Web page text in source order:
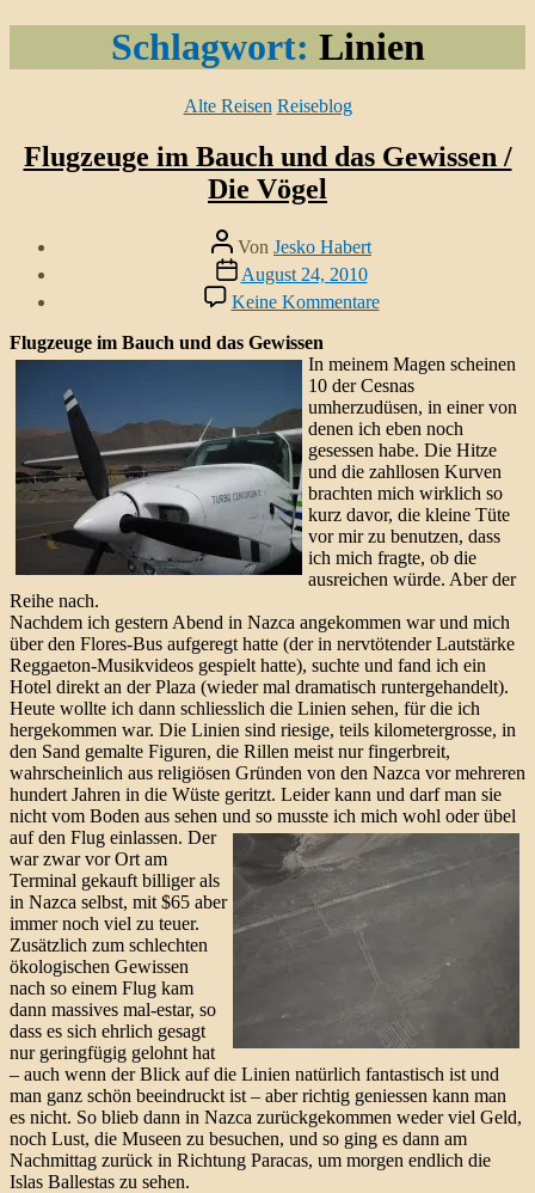
Schlagwort: Linien
Kategorien
Alte Reisen Reiseblog
Flugzeuge im Bauch und das Gewissen /
Die Vögel
Beitragsautor
Von Jesko Habert
Veröffentlichungsdatum
August 24, 2010
Keine Kommentarezu
Flugzeuge
Bauch
und
das
Gewissen
/
Die
Vögel
Flugzeuge im Bauch und das Gewissen
In meinem Magen scheinen
10 der Cesnas
umherzudüsen, in einer von
denen ich eben noch
gesessen habe. Die Hitze
und die zahllosen Kurven
brachten mich wirklich so
kurz davor, die kleine Tüte
vor mir zu benutzen, dass
ich mich fragte, ob die
ausreichen würde. Aber der
Reihe nach.
Nachdem ich gestern Abend in Nazca angekommen war und mich
über den Flores-Bus aufgeregt hatte (der in nervtötender Lautstärke
Reggaeton-Musikvideos gespielt hatte), suchte und fand ich ein
Hotel direkt an der Plaza (wieder mal dramatisch runtergehandelt).
Heute wollte ich dann schliesslich die Linien sehen, für die ich
hergekommen war. Die Linien sind riesige, teils kilometergrosse, in
den Sand gemalte Figuren, die Rillen meist nur fingerbreit,
wahrscheinlich aus religiösen Gründen von den Nazca vor mehreren
hundert Jahren in die Wüste geritzt. Leider kann und darf man sie
nicht vom Boden aus sehen und so musste ich mich wohl oder übel
auf den Flug einlassen. Der
war zwar vor Ort am
Terminal gekauft billiger als
in Nazca selbst, mit $65 aber
immer noch viel zu teuer.
Zusätzlich zum schlechten
ökologischen Gewissen
nach so einem Flug kam
dann massives mal-estar, so
dass es sich ehrlich gesagt
nur geringfügig gelohnt hat
– auch wenn der Blick auf die Linien natürlich fantastisch ist und
man ganz schön beeindruckt ist – aber richtig geniessen kann man
es nicht. So blieb dann in Nazca zurückgekommen weder viel Geld,
noch Lust, die Museen zu besuchen, und so ging es dann am
Nachmittag zurück in Richtung Paracas, um morgen endlich die
Islas Ballestas zu sehen.